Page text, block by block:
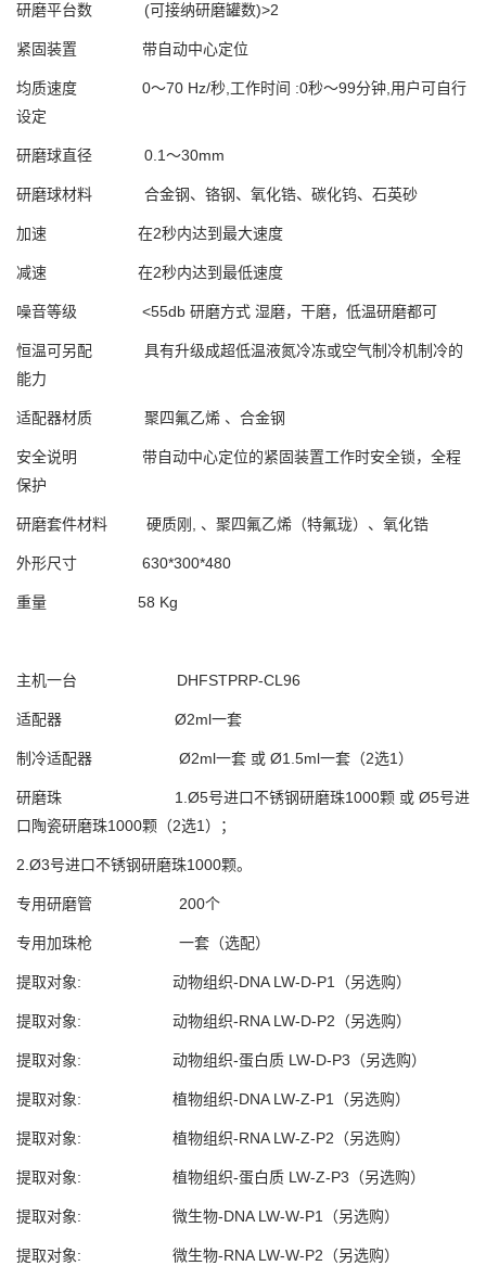
研磨平台数 (可接纳研磨罐数)>2
紧固装置 带自动中心定位
均质速度 0～70 Hz/秒,工作时间 :0秒～99分钟,用户可自行
设定
研磨球直径 0.1～30mm
研磨球材料 合金钢、铬钢、氧化锆、碳化钨、石英砂
加速 在2秒内达到最大速度
减速 在2秒内达到最低速度
噪音等级 <55db 研磨方式 湿磨，干磨，低温研磨都可
恒温可另配 具有升级成超低温液氮冷冻或空气制冷机制冷的
能力
适配器材质 聚四氟乙烯 、合金钢
安全说明 带自动中心定位的紧固装置工作时安全锁，全程
保护
研磨套件材料 硬质刚, 、聚四氟乙烯（特氟珑）、氧化锆
外形尺寸 630*300*480
重量 58 Kg
主机一台 DHFSTPRP-CL96
适配器 Ø2ml一套
制冷适配器 Ø2ml一套 或 Ø1.5ml一套（2选1）
研磨珠 1.Ø5号进口不锈钢研磨珠1000颗 或 Ø5号进
口陶瓷研磨珠1000颗（2选1）；
2.Ø3号进口不锈钢研磨珠1000颗。
专用研磨管 200个
专用加珠枪 一套（选配）
提取对象: 动物组织-DNA LW-D-P1（另选购）
提取对象: 动物组织-RNA LW-D-P2（另选购）
提取对象: 动物组织-蛋白质 LW-D-P3（另选购）
提取对象: 植物组织-DNA LW-Z-P1（另选购）
提取对象: 植物组织-RNA LW-Z-P2（另选购）
提取对象: 植物组织-蛋白质 LW-Z-P3（另选购）
提取对象: 微生物-DNA LW-W-P1（另选购）
提取对象: 微生物-RNA LW-W-P2（另选购）